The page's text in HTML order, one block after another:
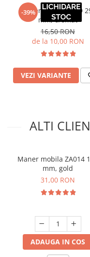
-39%
Maner mobila LIND
mm, cromat
16,50 RON
de la 10,00 RON
VEZI VARIANTE
ALTI
Maner mobila ZA014
mm, gold
31,00 RON
ADAUGA IN COS